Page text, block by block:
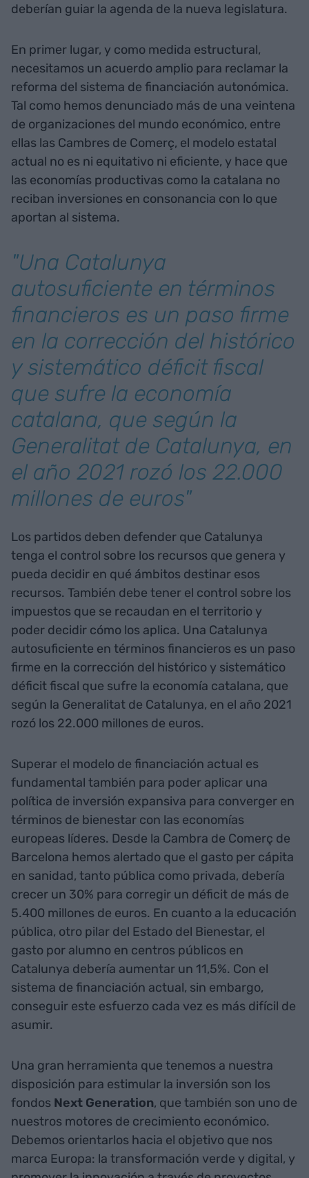
deberían guiar la agenda de la nueva legislatura.
En primer lugar, y como medida estructural,
necesitamos un acuerdo amplio para reclamar la
reforma del sistema de financiación autonómica.
Tal como hemos denunciado más de una veintena
de organizaciones del mundo económico, entre
ellas las Cambres de Comerç, el modelo estatal
actual no es ni equitativo ni eficiente, y hace que
las economías productivas como la catalana no
reciban inversiones en consonancia con lo que
aportan al sistema.
"Una Catalunya
autosuficiente en términos
financieros es un paso firme
en la corrección del histórico
y sistemático déficit fiscal
que sufre la economía
catalana, que según la
Generalitat de Catalunya, en
el año 2021 rozó los 22.000
millones de euros"
Los partidos deben defender que Catalunya
tenga el control sobre los recursos que genera y
pueda decidir en qué ámbitos destinar esos
recursos. También debe tener el control sobre los
impuestos que se recaudan en el territorio y
poder decidir cómo los aplica. Una Catalunya
autosuficiente en términos financieros es un paso
firme en la corrección del histórico y sistemático
déficit fiscal que sufre la economía catalana, que
según la Generalitat de Catalunya, en el año 2021
rozó los 22.000 millones de euros.
Superar el modelo de financiación actual es
fundamental también para poder aplicar una
política de inversión expansiva para converger en
términos de bienestar con las economías
europeas líderes. Desde la Cambra de Comerç de
Barcelona hemos alertado que el gasto per cápita
en sanidad, tanto pública como privada, debería
crecer un 30% para corregir un déficit de más de
5.400 millones de euros. En cuanto a la educación
pública, otro pilar del Estado del Bienestar, el
gasto por alumno en centros públicos en
Catalunya debería aumentar un 11,5%. Con el
sistema de financiación actual, sin embargo,
conseguir este esfuerzo cada vez es más difícil de
asumir.
Una gran herramienta que tenemos a nuestra
disposición para estimular la inversión son los
fondos Next Generation, que también son uno de
nuestros motores de crecimiento económico.
Debemos orientarlos hacia el objetivo que nos
marca Europa: la transformación verde y digital, y